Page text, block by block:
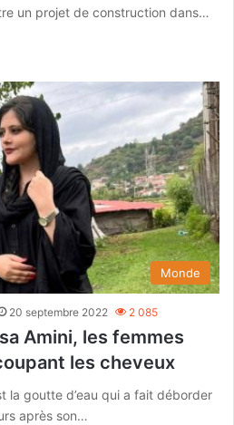
un projet de construction dans…
Monde
20 septembre 2022 2 085
Amini, les femmes
les cheveux
la goutte d’eau qui a fait déborder
après son…